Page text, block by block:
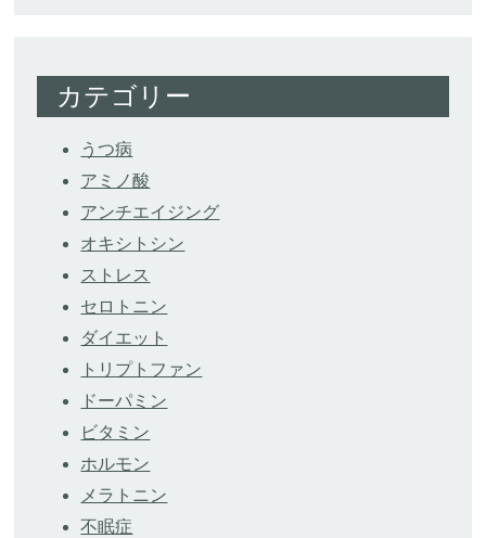
カテゴリー
うつ病
アミノ酸
アンチエイジング
オキシトシン
ストレス
セロトニン
ダイエット
トリプトファン
ドーパミン
ビタミン
ホルモン
メラトニン
不眠症